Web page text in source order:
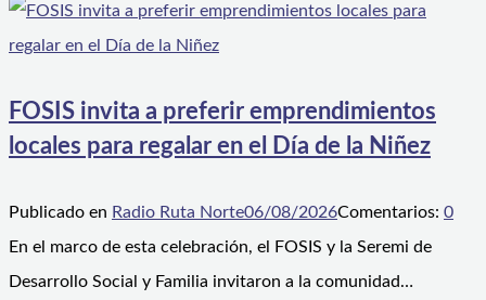
FOSIS invita a preferir emprendimientos
locales para regalar en el Día de la Niñez
Publicado en Radio Ruta Norte06/08/2026Comentarios: 0
En el marco de esta celebración, el FOSIS y la Seremi de
Desarrollo Social y Familia invitaron a la comunidad…